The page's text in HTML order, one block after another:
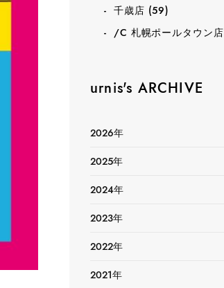
千歳店 (59)
/C 札幌ポールタウン店
urnis's ARCHIVE
2026年
2025年
2024年
2023年
2022年
2021年